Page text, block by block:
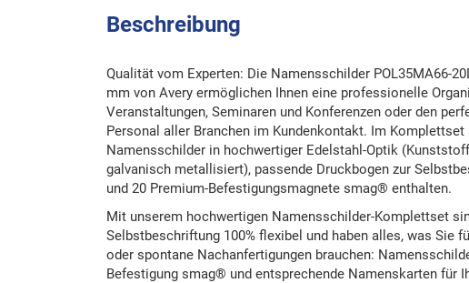
Beschreibung
Qualität vom Experten: Die Namensschilder POL35MA66-
mm von Avery ermöglichen Ihnen eine professionelle
Veranstaltungen, Seminaren und Konferenzen oder den
Personal aller Branchen im Kundenkontakt. Im Komplettset
Namensschilder in hochwertiger Edelstahl-Optik
galvanisch metallisiert), passende Druckbogen zur
und 20 Premium-Befestigungsmagnete smag® enthalten.
Mit unserem hochwertigen Namensschilder-Komplettset
Selbstbeschriftung 100% flexibel und haben alles, was Sie
oder spontane Nachanfertigungen brauchen:
Befestigung smag® und entsprechende Namenskarten für